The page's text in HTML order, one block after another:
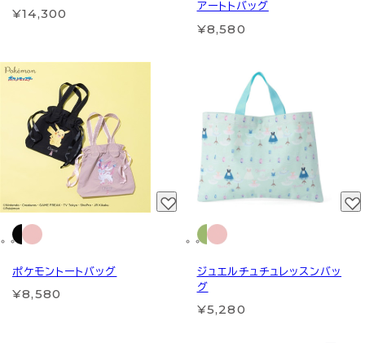
¥14,300
アートトバッグ
¥8,580
ポケモントートバッグ
¥8,580
ジュエルチュチュレッスンバッ
グ
¥5,280